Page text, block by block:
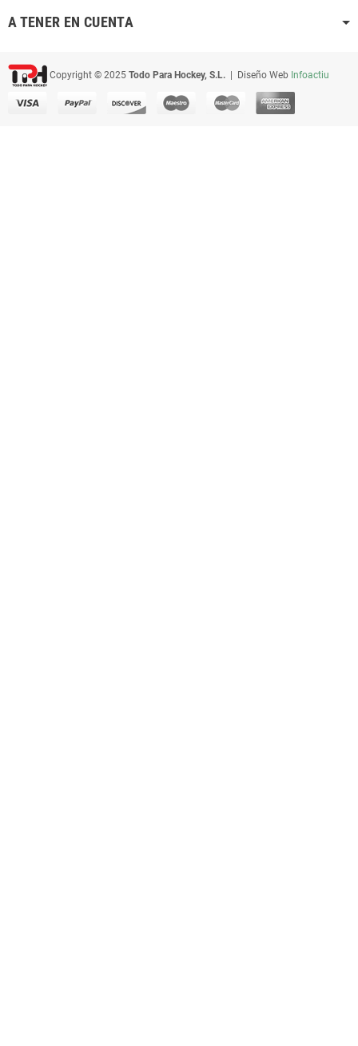
A TENER EN CUENTA
Copyright © 2025 Todo Para Hockey, S.L. | Diseño Web Infoactiu